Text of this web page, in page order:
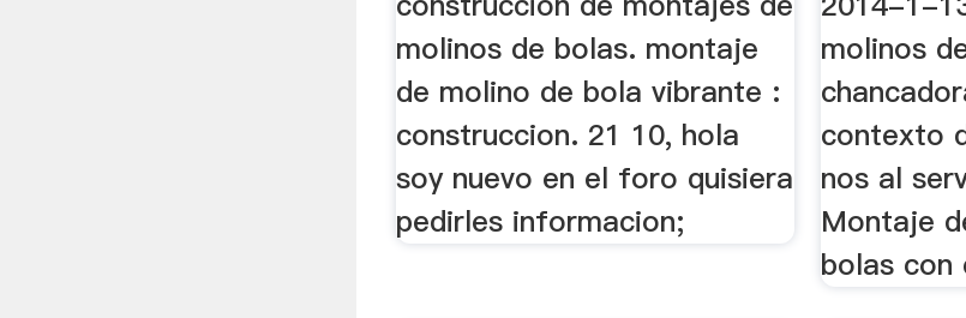
molinos de bolas. montaje
de molino de bola vibrante :
construccion. 21 10, hola
soy nuevo en el foro quisiera
pedirles informacion;
molinos
contexto
nos al
Montaje
bolas con